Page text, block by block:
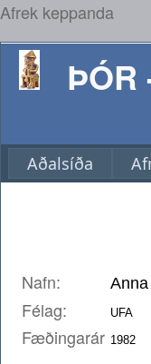
Afrek keppanda
Aðalsíða
Nafn:
Félag:
Fæðingarár